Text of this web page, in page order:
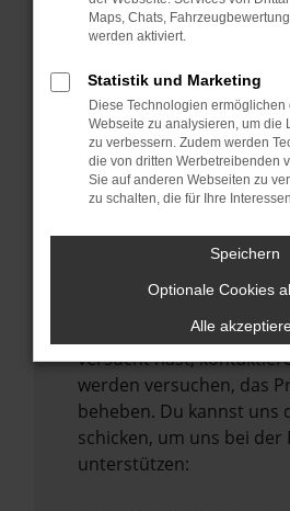
Starte dein Gerät neu.
vorübergehende
Stelle sicher, dass dein
Betriebssystem auf
sind.
Veraltete Software birgt
führen, dass bestimmte
Wende dich an den
Wenn du alle oben
versucht hast,
werden versuchen, das
beheben. Du kannst uns
schicken, um uns bei der
unterstützen:
Maps, Chats,
werden aktiviert.
Statistik und Marketing
Diese Technologien
Webseite zu analysieren, um die
zu verbessern. Zudem werden
die von dritten Werbetreibenden
Sie auf anderen Webseiten zu
zu schalten, die für Ihre
Speichern
Optionale Cookies
Alle